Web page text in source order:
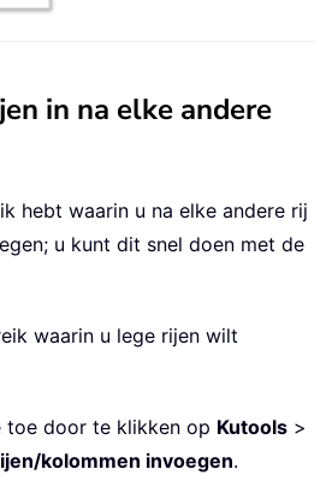
in na elke andere
hebt waarin u na elke andere rij
u kunt dit snel doen met de
waarin u lege rijen wilt
toe door te klikken op Kutools >
kolommen invoegen.